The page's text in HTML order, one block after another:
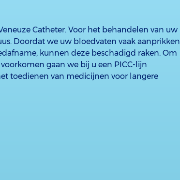
Catheter. Voor het behandelen van uw
Doordat we uw bloedvaten vaak aanprikken
kunnen deze beschadigd raken. Om
gaan we bij u een PICC-lijn
toedienen van medicijnen voor langere